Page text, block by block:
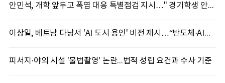
안민석, 개학 앞두고 폭염 대응 특별점검 지시…" 경기학생 안전 최우선"
이상일, 베트남 다낭서 'AI 도시 용인' 비전 제시…“반도체·AI로 시민 삶 바꾼다”
피서지·야외 시설 '불법촬영' 논란...법적 성립 요건과 수사 기준